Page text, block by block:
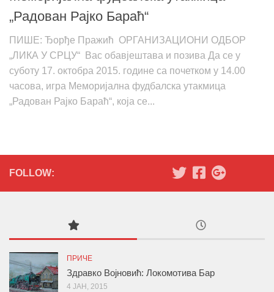
„Радован Рајко Бараћ“
ПИШЕ: Ђорђе Пражић ОРГАНИЗАЦИОНИ ОДБОР
„ЛИКА У СРЦУ“ Вас обавјештава и позива Да се у
суботу 17. октобра 2015. године са почетком у 14.00
часова, игра Меморијална фудбалска утакмица
„Радован Рајко Бараћ“, која се...
FOLLOW:
ПРИЧЕ
Здравко Војновић: Локомотива Бар
4 ЈАН, 2015